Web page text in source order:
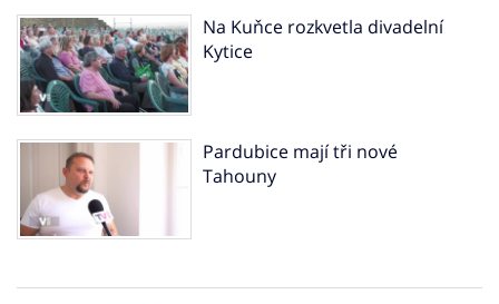
Na Kuňce rozkvetla divadelní
Kytice
Pardubice mají tři nové
Tahouny